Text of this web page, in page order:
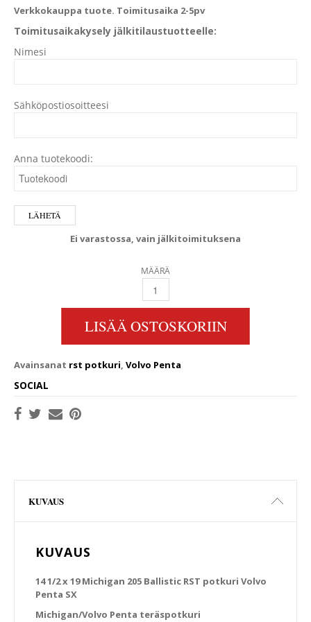
Verkkokauppa tuote. Toimitusaika 2-5pv
Toimitusaikakysely jälkitilaustuotteelle:
Nimesi
Sähköpostiosoitteesi
Anna tuotekoodi:
Ei varastossa, vain jälkitoimituksena
MÄÄRÄ
14 1/2 X 19 MICHIGAN 205 BALLISTIC RST
LISÄÄ OSTOSKORIIN
Avainsanat rst potkuri, Volvo Penta
SOCIAL
KUVAUS
KUVAUS
14 1/2 x 19 Michigan 205 Ballistic RST potkuri Volvo
Penta SX
Michigan/Volvo Penta teräspotkuri